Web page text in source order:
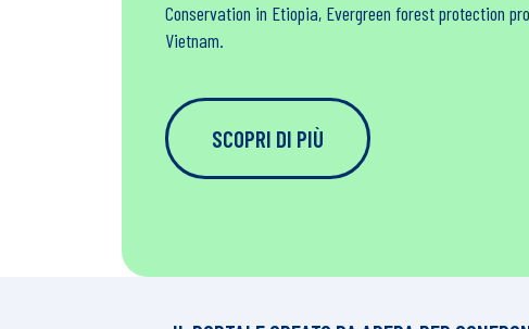
Conservation in Etiopia, Evergreen forest protection
Vietnam.
SCOPRI DI PIÙ